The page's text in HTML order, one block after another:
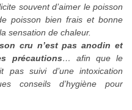
souvent d’aimer le poisson
poisson bien frais et bonne
sensation de chaleur.
cru n’est pas anodin et
précautions… afin que le
suivi d’une intoxication
conseils d’hygiène pour